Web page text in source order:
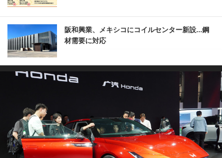
阪和興業、メキシコにコイルセンター新設...鋼
材需要に対応